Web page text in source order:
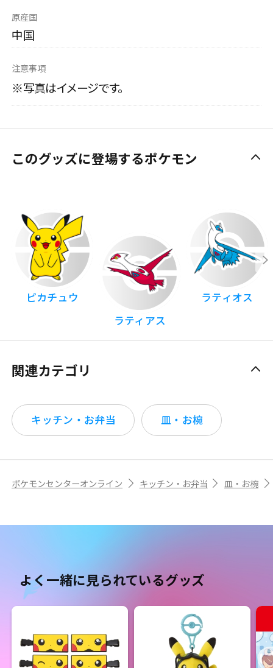
原産国
中国
注意事項
※写真はイメージです。
このグッズに登場するポケモン
ピカチュウ
ラティアス
ラティオス
関連カテゴリ
キッチン・お弁当 皿・お椀
ポケモンセンターオンライン キッチン・お弁当 皿・お椀
よく一緒に見られているグッズ